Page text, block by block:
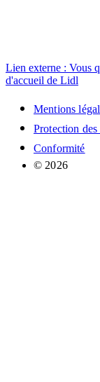
Lien externe : Vous
d'accueil de Lidl
Mentions
Protection des
Conformité
© 2026